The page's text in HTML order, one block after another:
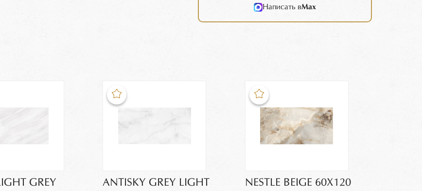
Написать вMax
GREY
ANTISKY GREY LIGHT
NESTLE BEIGE 60X120